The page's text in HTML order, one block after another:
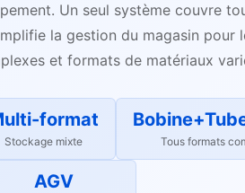
Un seul système couvre
la gestion du magasin pour
et formats de matériaux
format
Stockage mixte Tous formats
AGV